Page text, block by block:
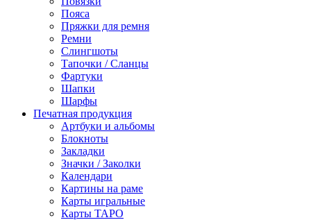
Пояса
Пряжки для ремня
Ремни
Слингшоты
Тапочки / Сланцы
Фартуки
Шапки
Шарфы
Печатная продукция
Артбуки и альбомы
Блокноты
Закладки
Значки / Заколки
Календари
Картины на раме
Карты игральные
Карты ТАРО